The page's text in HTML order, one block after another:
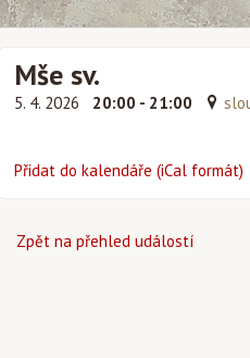
Mše sv.
5. 4. 2026 20:00 - 21:00
Přidat do kalendáře (iCal formát)
Zpět na přehled událostí